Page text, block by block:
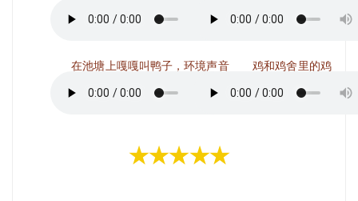
在池塘上嘎嘎叫鸭子，环境声音 鸡和鸡舍里的鸡
★★★★★